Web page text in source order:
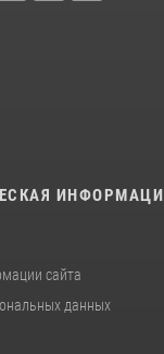
сайта
данных